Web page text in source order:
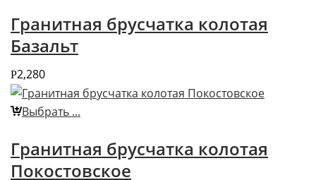
Гранитная брусчатка колотая
Базальт
Р2,280
Выбрать ...
Гранитная брусчатка колотая
Покостовское